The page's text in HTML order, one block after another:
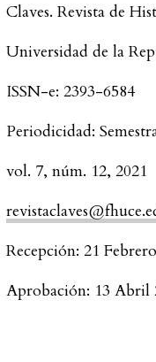
Claves. Revista de
Universidad de la
ISSN-e: 2393-6584
Periodicidad:
vol. 7, núm. 12, 2021
Recepción: 21
Aprobación: 13 Abril